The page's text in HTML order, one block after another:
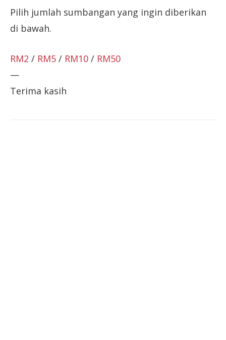
Pilih jumlah sumbangan yang ingin diberikan
di bawah.
RM2 / RM5 / RM10 / RM50
—
Terima kasih